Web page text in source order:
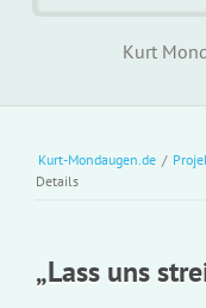
Kurt
Kurt-Mondaugen.de /
Details
„Lass uns